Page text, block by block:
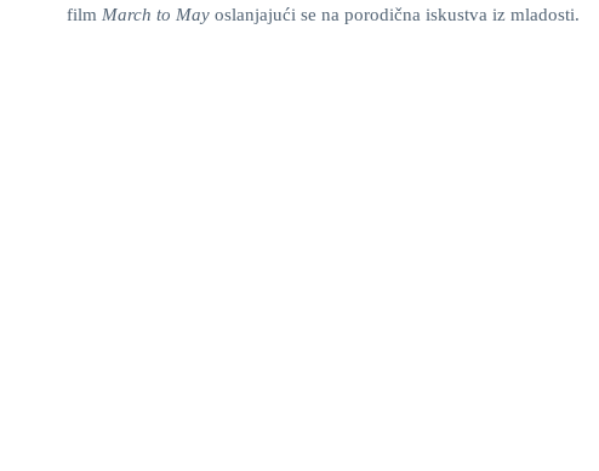
film March to May oslanjajući se na porodična iskustva iz mladosti.